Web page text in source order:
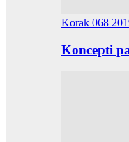
Korak 068
Koncepti